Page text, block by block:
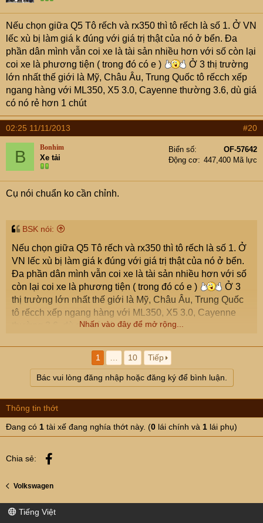
Nếu chọn giữa Q5 Tô rếch và rx350 thì tô rếch là số 1. Ở VN
lếc xù bị làm giá k đúng với giá trị thật của nó ở bển. Đa
phần dân mình vẫn coi xe là tài sản nhiều hơn với số còn lại
coi xe là phương tiện ( trong đó có e )
Ở 3 thị trường
lớn nhất thế giới là Mỹ, Châu Âu, Trung Quốc tô rếcch xếp
ngang hàng với ML350, X5 3.0, Cayenne thường 3.6, dù giá
có nó rẻ hơn 1 chút
02:25 11/11/2013 #20
B Bonhim
Xe tải
Biển số
OF-57642
Động cơ
447,400 Mã lực
Cụ nói chuẩn ko cần chỉnh.
BSK nói:
Nếu chọn giữa Q5 Tô rếch và rx350 thì tô rếch là số 1. Ở
VN lếc xù bị làm giá k đúng với giá trị thật của nó ở bển.
Đa phần dân mình vẫn coi xe là tài sản nhiều hơn với số
còn lại coi xe là phương tiện ( trong đó có e )
Ở 3
thị trường lớn nhất thế giới là Mỹ, Châu Âu, Trung Quốc
tô rếcch xếp ngang hàng với ML350, X5 3.0, Cayenne
thường 3.6, dù giá có nó rẻ hơn 1 chút
Nhấn vào đây để mở rộng...
1 10 Tiếp
Bác vui lòng đăng nhập hoặc đăng ký để bình luận.
Thông tin thớt
Đang có 1 tài xế đang nghía thớt này. (0 lái chính và 1 lái phụ)
Chia sẻ:
Volkswagen
Tiếng Việt